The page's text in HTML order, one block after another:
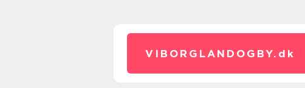
VIBORGLANDOGBY. dk